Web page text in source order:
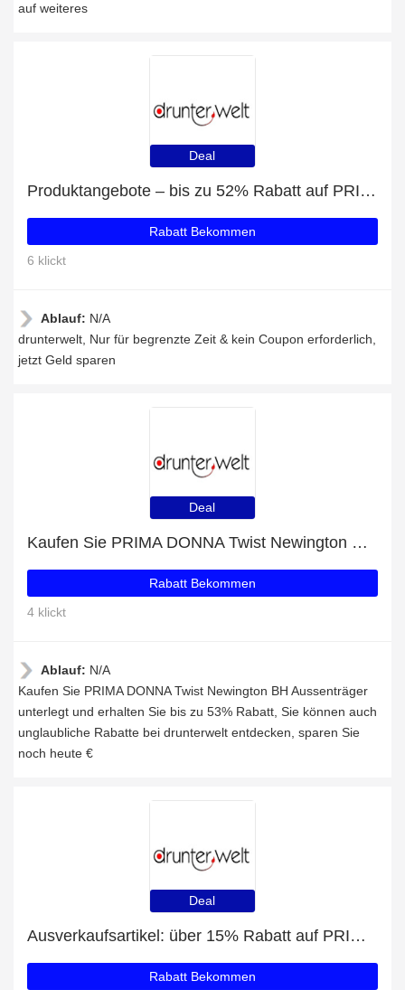
auf weiteres
Deal
Produktangebote – bis zu 52% Rabatt auf PRIMA DONNA Orlando String Tanga
Rabatt Bekommen
6 klickt
Ablauf: N/A
drunterwelt, Nur für begrenzte Zeit & kein Coupon erforderlich,
jetzt Geld sparen
Deal
Kaufen Sie PRIMA DONNA Twist Newington BH Aussenträger unterlegt und erhalten Sie bis zu 53% Rabatt
Rabatt Bekommen
4 klickt
Ablauf: N/A
Kaufen Sie PRIMA DONNA Twist Newington BH Aussenträger
unterlegt und erhalten Sie bis zu 53% Rabatt, Sie können auch
unglaubliche Rabatte bei drunterwelt entdecken, sparen Sie
noch heute €
Deal
Ausverkaufsartikel: über 15% Rabatt auf PRIMA DONNA Madison Slip Rioslip
Rabatt Bekommen